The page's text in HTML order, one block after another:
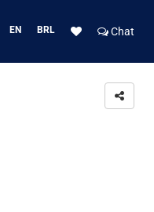
EN BRL Chat